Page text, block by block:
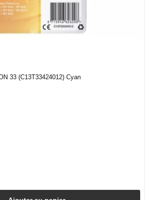
33 (C13T33424012) Cyan